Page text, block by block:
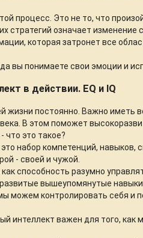
процесс. Это не то, что
стратегий означает изменение
которая затронет все
вы понимаете свои эмоции и
в действии. EQ и IQ
жизни постоянно. Важно иметь
В этом поможет
что это такое?
набор компетенций, навыков,
- своей и чужой.
способность разумно
вышеупомянутые
можем контролировать себя и
интеллект важен для того,